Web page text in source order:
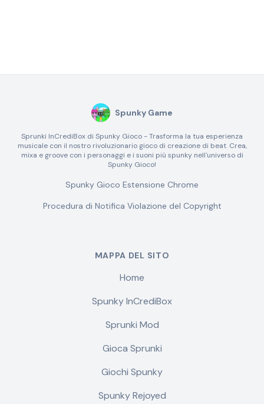
Spunky Game
Sprunki InCrediBox di Spunky Gioco - Trasforma la tua esperienza
musicale con il nostro rivoluzionario gioco di creazione di beat. Crea,
mixa e groove con i personaggi e i suoni più spunky nell'universo di
Spunky Gioco!
Spunky Gioco Estensione Chrome
Procedura di Notifica Violazione del Copyright
MAPPA DEL SITO
Home
Spunky InCrediBox
Sprunki Mod
Gioca Sprunki
Giochi Spunky
Spunky Rejoyed